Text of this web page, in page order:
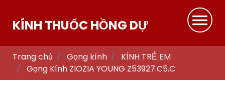
KÍNH THUỐC HỒNG DỰ
Trang chủ Gọng kính
KÍNH TRẺ EM
Gọng Kính ZIOZIA YOUNG Z53927.C5.C